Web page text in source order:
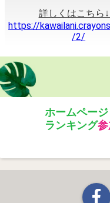
詳しくはこちら
https://
/2/
ホームページ
ランキング